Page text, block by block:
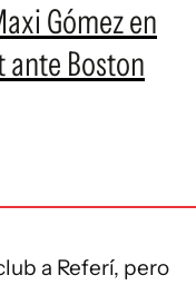
Gómez en
ante Boston
a Referí, pero